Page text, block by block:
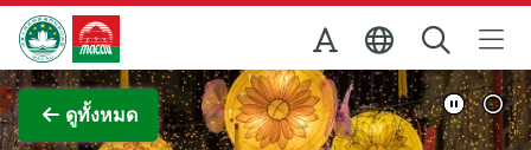
Skip to Main Content
สำนักงานการท่องเที่ยวของรัฐบาลมาเก๊า
ดูทั้งหมด
ภาพขยาย